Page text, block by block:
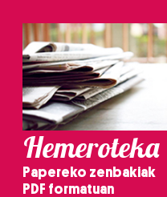
Hemeroteka
Papereko zenbakiak
PDF formatuan